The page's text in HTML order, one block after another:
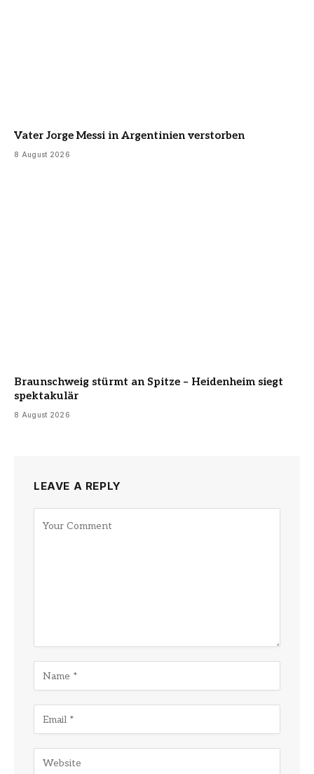
Vater Jorge Messi in Argentinien verstorben
8 August 2026
Braunschweig stürmt an Spitze – Heidenheim siegt
spektakulär
8 August 2026
LEAVE A REPLY